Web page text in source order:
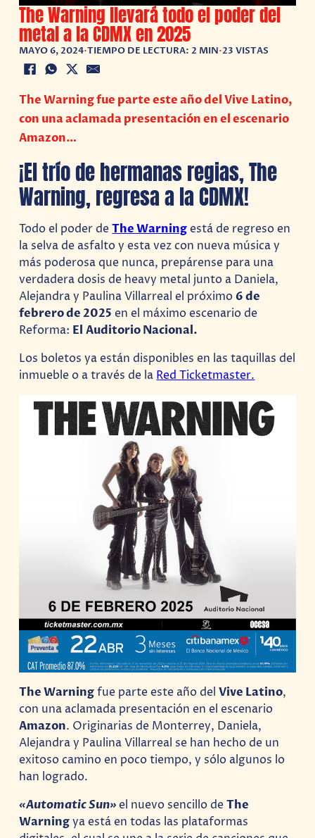
The Warning llevará todo el poder del
metal a la CDMX en 2025
MAYO 6, 2024•TIEMPO DE LECTURA: 2 MIN•23 VISTAS
The Warning fue parte este año del Vive Latino,
con una aclamada presentación en el escenario
Amazon…
¡El trío de hermanas regias, The
Warning, regresa a la CDMX!
Todo el poder deThe Warningestá de regreso en
la selva de asfalto y esta vez con nueva música y
más poderosa que nunca, prepárense para una
verdadera dosis de heavy metal junto a Daniela,
Alejandra y Paulina Villarreal el próximo6 de
febrero de 2025 en el máximo escenario de
Reforma: El Auditorio Nacional.
Los boletos ya están disponibles en las taquillas del
inmueble o a través de la Red Ticketmaster.
The Warningfue parte este año delVive Latino,
con una aclamada presentación en el escenario
Amazon. Originarias de Monterrey, Daniela,
Alejandra y Paulina Villarreal se han hecho de un
exitoso camino en poco tiempo, y sólo algunos lo
han logrado.
«Automatic Sun»el nuevo sencillo deThe
Warningya está en todas las plataformas